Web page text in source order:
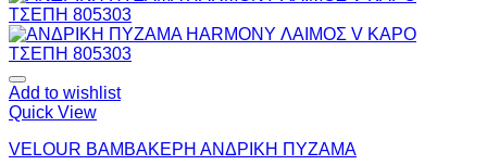
Add to wishlist
Quick View
VELOUR ΒΑΜΒΑΚΕΡΗ ΑΝΔΡΙΚΗ ΠΥΖΑΜΑ